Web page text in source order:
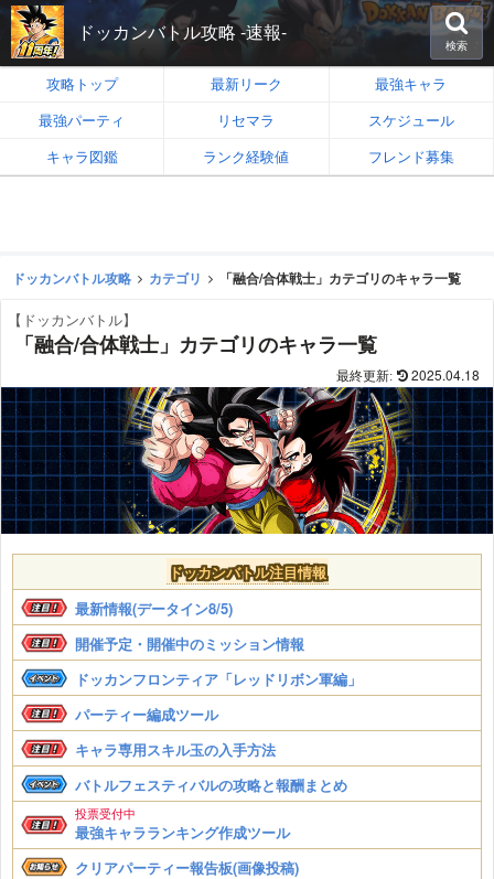
ドッカンバトル攻略 -速報-
検索
攻略トップ 最新リーク
最強キャラ
最強パーティ
リセマラ
スケジュール
キャラ図鑑
ランク経験値 フレンド募集
ドッカンバトル攻略 カテゴリ 「融合/合体戦士」カテゴリのキャラ一覧
【ドッカンバトル】
「融合/合体戦士」カテゴリのキャラ一覧
2025.04.18
ドッカンバトル注目情報
最新情報(データイン8/5)
開催予定・開催中のミッション情報
ドッカンフロンティア「レッドリボン軍編」
パーティー編成ツール
キャラ専用スキル玉の入手方法
バトルフェスティバルの攻略と報酬まとめ
投票受付中
最強キャラランキング作成ツール
クリアパーティー報告板(画像投稿)